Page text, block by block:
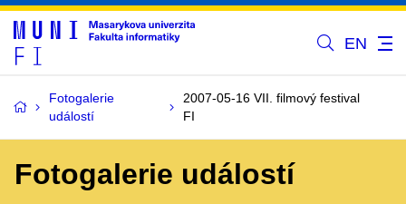
EN
Fotogalerie
událostí
2007-05-16 VII. filmový festival
FI
Fotogalerie událostí